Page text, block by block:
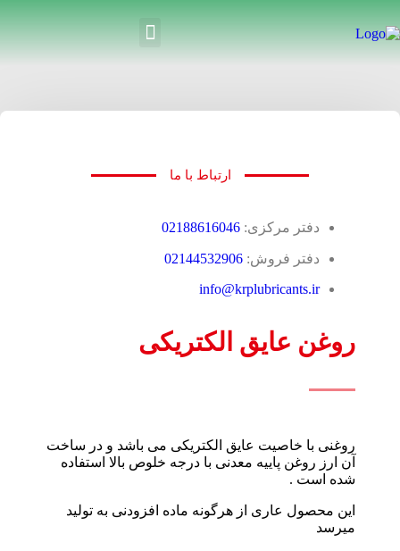
ارتباط با ما
دفتر مرکزی: 02188616046
دفتر فروش: 02144532906
info@krplubricants.ir
روغن عایق الکتریکی
روغنی با خاصیت عایق الکتریکی می باشد و در ساخت
آن ارز روغن پاییه معدنی با درجه خلوص بالا استفاده
شده است .
این محصول عاری از هرگونه ماده افزودنی به تولید
میرسد